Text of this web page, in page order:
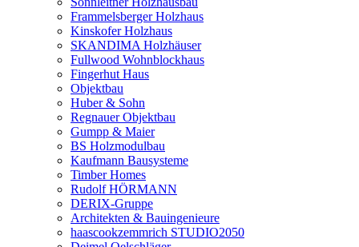
Frammelsberger Holzhaus
Kinskofer Holzhaus
SKANDIMA Holzhäuser
Fullwood Wohnblockhaus
Fingerhut Haus
Objektbau
Huber & Sohn
Regnauer Objektbau
Gumpp & Maier
BS Holzmodulbau
Kaufmann Bausysteme
Timber Homes
Rudolf HÖRMANN
DERIX-Gruppe
Architekten & Bauingenieure
haascookzemmrich STUDIO2050